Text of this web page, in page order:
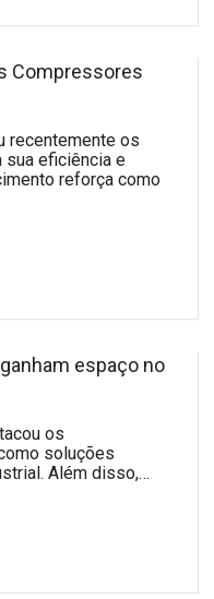
Compressores
recentemente os
eficiência e
reforça como
espaço no
os
soluções
Além disso,…